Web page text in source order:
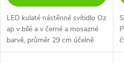
LED kulaté nástěnné svítidlo Oz
ap v bílé a v černé a mosazné
barvě, průměr 29 cm účelně
nasvítí obývací pokoj, kuchyň